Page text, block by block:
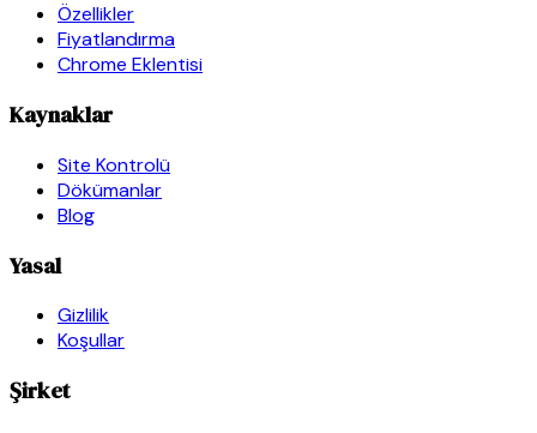
Özellikler
Fiyatlandırma
Chrome Eklentisi
Kaynaklar
Site Kontrolü
Dökümanlar
Blog
Yasal
Gizlilik
Koşullar
Şirket